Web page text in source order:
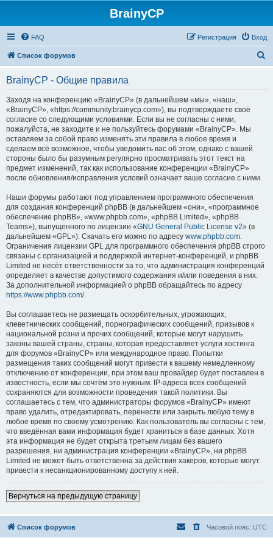
BrainyCP
FAQ Вход
Регистрация
Список форумов
BrainyCP - Общие правила
Заходя на конференцию «BrainyCP» (в дальнейшем «мы», «наш»,
«BrainyCP», «https://community.brainycp.com»), вы подтверждаете своё
согласие со следующими условиями. Если вы не согласны с ними,
пожалуйста, не заходите и не пользуйтесь форумами «BrainyCP». Мы
оставляем за собой право изменять эти правила в любое время и
сделаем всё возможное, чтобы уведомить вас об этом, однако с вашей
стороны было бы разумным регулярно просматривать этот текст на
предмет изменений, так как использование конференции «BrainyCP»
после обновления/исправления условий означает ваше согласие с ними.
Наши форумы работают под управлением программного обеспечения
для создания конференций phpBB (в дальнейшем «они», «программное
обеспечение phpBB», «www.phpbb.com», «phpBB Limited», «phpBB
Teams»), выпущенного по лицензии «GNU General Public License v2» (в
дальнейшем «GPL»). Скачать его можно по адресу www.phpbb.com.
Ограничения лицензии GPL для программного обеспечения phpBB строго
связаны с организацией и поддержкой интернет-конференций, и phpBB
Limited не несёт ответственности за то, что администрация конференций
определяет в качестве допустимого содержания и/или поведения в них.
За дополнительной информацией о phpBB обращайтесь по адресу
https://www.phpbb.com/.
Вы соглашаетесь не размещать оскорбительных, угрожающих,
клеветнических сообщений, порнографических сообщений, призывов к
национальной розни и прочих сообщений, которые могут нарушить
законы вашей страны, страны, которая предоставляет услуги хостинга
для форумов «BrainyCP» или международное право. Попытки
размещения таких сообщений могут привести к вашему немедленному
отключению от конференции, при этом ваш провайдер будет поставлен в
известность, если мы сочтём это нужным. IP-адреса всех сообщений
сохраняются для возможности проведения такой политики. Вы
соглашаетесь с тем, что администраторы форумов «BrainyCP» имеют
право удалить, отредактировать, перенести или закрыть любую тему в
любое время по своему усмотрению. Как пользователь вы согласны с тем,
что введённая вами информация будет храниться в базе данных. Хотя
эта информация не будет открыта третьим лицам без вашего
разрешения, ни администрация конференции «BrainyCP», ни phpBB
Limited не может быть ответственна за действия хакеров, которые могут
привести к несанкционированному доступу к ней.
Вернуться на предыдущую страницу
Список форумов Часовой пояс: UTC